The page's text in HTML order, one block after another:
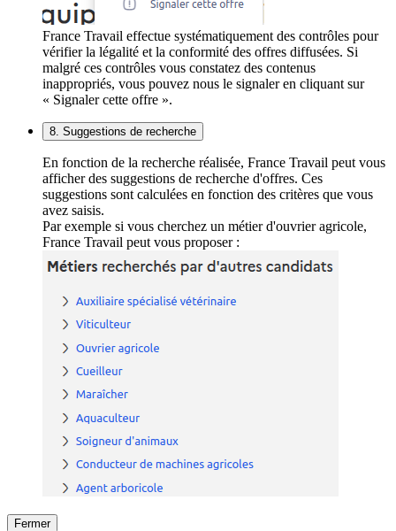
France Travail effectue systématiquement des contrôles pour
vérifier la légalité et la conformité des offres diffusées. Si
malgré ces contrôles vous constatez des contenus
inappropriés, vous pouvez nous le signaler en cliquant sur
« Signaler cette offre ».
8. Suggestions de recherche
En fonction de la recherche réalisée, France Travail peut vous
afficher des suggestions de recherche d'offres. Ces
suggestions sont calculées en fonction des critères que vous
avez saisis.
Par exemple si vous cherchez un métier d'ouvrier agricole,
France Travail peut vous proposer :
Fermer